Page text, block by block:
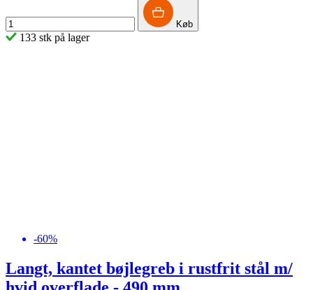
Køb
133 stk på lager
-60%
Langt, kantet bøjlegreb i rustfrit stål m/